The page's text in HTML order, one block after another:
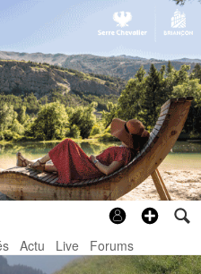
Actu Live Forums